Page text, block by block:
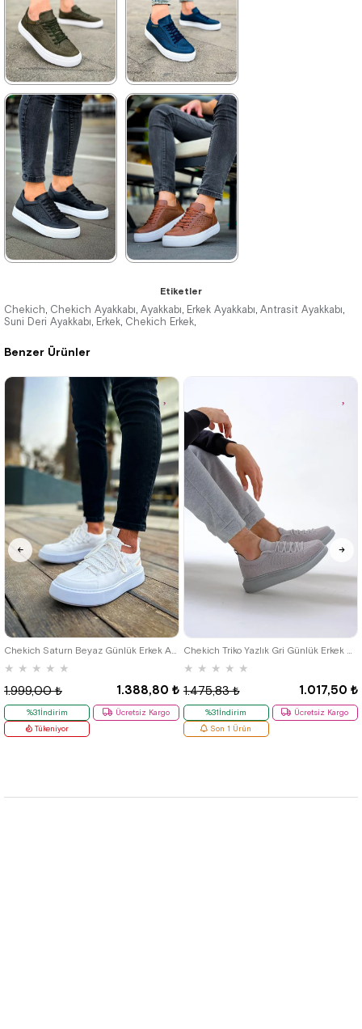
%31İndirim
Ücretsiz
Kargo
%31İndirim
Ücretsiz
Kargo
★ ★ ★ ★ ★
3.520,00 ₺
5.104,00 ₺
%31İndirim
Ücretsiz
Kargo
★ ★ ★ ★ ★
3.520,00 ₺
5.104,00 ₺
%31İndirim
Ücretsiz
Kargo
3.520,00 ₺
%31İndirim
Ücretsiz
★ ★ ★
3.520,00 ₺
%31İndirim
Benzer Ürünler
★ ★ ★ ★ ★
1.388,80 ₺
1.999,00 ₺
%31İndirim
Ücretsiz Kargo
Tükeniyor
40 42
★ ★ ★ ★ ★
1.017,50 ₺
1.475,83 ₺
%31İndirim
Ücretsiz Kargo
Son 1 Ürün
Etiketler
Chekich, Chekich Ayakkabı, Ayakkabı, Erkek Ayakkabı, Antrasit Ayakkabı,
Suni Deri Ayakkabı, Erkek, Chekich Erkek,